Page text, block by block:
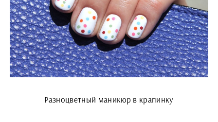
Разноцветный маникюр в крапинку